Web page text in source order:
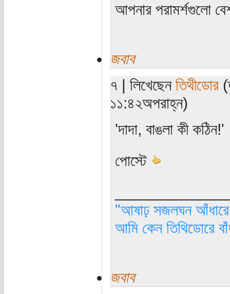
আপনার পরামর্শগুলো
জবাব
৭ | লিখেছেন তিথীডোর
১১:৪২অপরাহ্ন)
'দাদা, বাঙলা কী কঠিন!'
পোস্টে
"আষাঢ় সজলঘন আঁধারে,
আমি কেন তিথিডোরে
জবাব